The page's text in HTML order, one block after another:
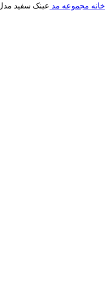
خانه مجموعه مد عینک سفید مدل